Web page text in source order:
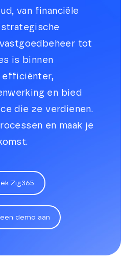
van financiële
tot
is binnen
efficiënter,
en bied
die ze verdienen.
en maak je
Zig365
demo aan